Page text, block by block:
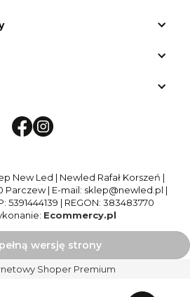
New Led | Newled Rafał Korszeń |
Parczew | E-mail: sklep@newled.pl |
5391444139 | REGON: 383483770
Ecommercy.pl
wersję strony
Shoper Premium